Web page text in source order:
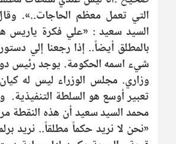
التي تعمل معظم الحاجات..».
السيد سعيد : «علي فكرة ياريس
شيء اسمه الحكومة. يوجد رئيس
وزاري. مجلس الوزراء ليس له
تعبير أوسع هو السلطة
محمد السيد سعيد أن هذه النقطة
«نحن لا نريد حكماً مطلقاً.. نريد